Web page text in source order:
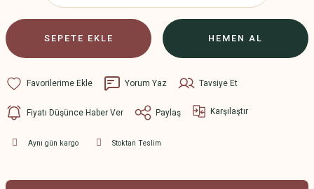
SEPETE EKLE HEMEN AL
Yorum Yaz Tavsiye Et
Fiyatı Düşünce Haber Ver Paylaş Karşılaştır
Aynı gün kargo Stoktan Teslim